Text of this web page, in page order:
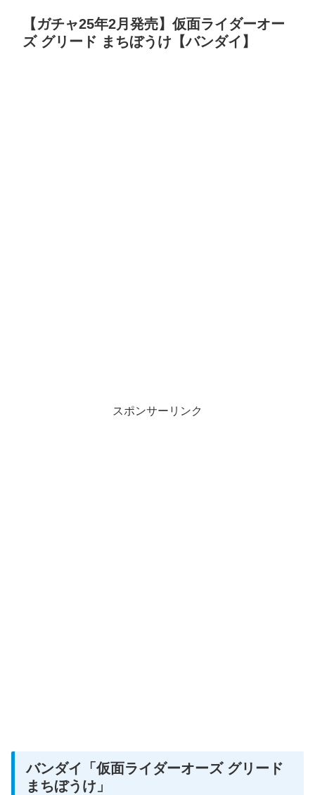
【ガチャ25年2月発売】仮面ライダーオー
ズ グリード まちぼうけ【バンダイ】
スポンサーリンク
バンダイ「仮面ライダーオーズ グリード
まちぼうけ 」